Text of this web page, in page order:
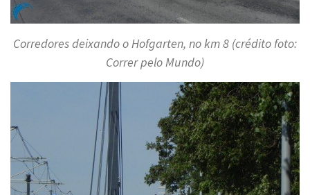
Corredores deixando o Hofgarten, no km 8 (crédito foto:
Correr pelo Mundo)